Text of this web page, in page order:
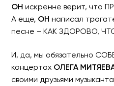
ОН искренне верит, что
А еще, ОН написал
песне – КАК ЗДОРОВО,
И, да, мы обязательно
концертах ОЛЕГА
своими друзьями